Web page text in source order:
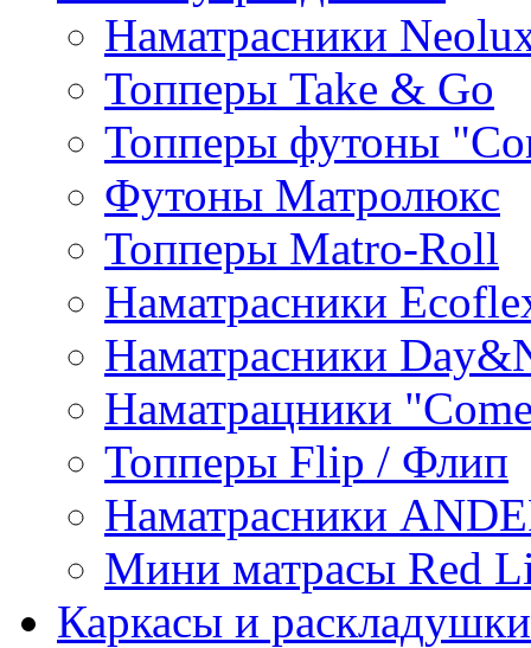
Наматрасники
Топперы Take & Go
Топперы футоны
Футоны Матролюкс
Топперы Matro-Roll
Наматрасники
Наматрасники
Наматрацники
Топперы Flip / Флип
Наматрасники
Мини матрасы Red
Каркасы и раскладушки